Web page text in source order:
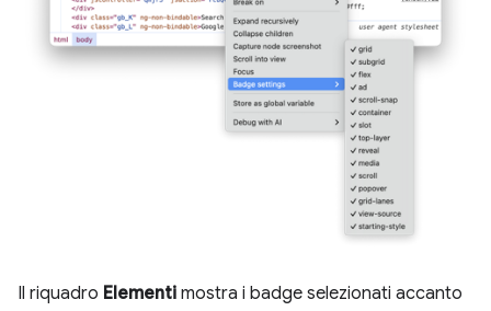
Il riquadro Elementi mostra i badge selezionati accanto